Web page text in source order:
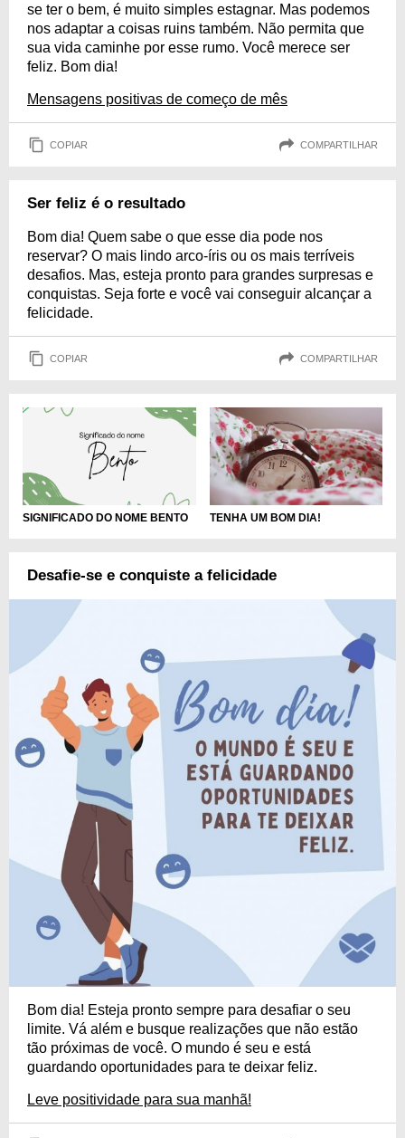
se ter o bem, é muito simples estagnar. Mas podemos
nos adaptar a coisas ruins também. Não permita que
sua vida caminhe por esse rumo. Você merece ser
feliz. Bom dia!
Mensagens positivas de começo de mês
COPIAR COMPARTILHAR
Ser feliz é o resultado
Bom dia! Quem sabe o que esse dia pode nos
reservar? O mais lindo arco-íris ou os mais terríveis
desafios. Mas, esteja pronto para grandes surpresas e
conquistas. Seja forte e você vai conseguir alcançar a
felicidade.
COPIAR COMPARTILHAR
SIGNIFICADO DO NOME BENTO TENHA UM BOM DIA!
Desafie-se e conquiste a felicidade
Bom dia! Esteja pronto sempre para desafiar o seu
limite. Vá além e busque realizações que não estão
tão próximas de você. O mundo é seu e está
guardando oportunidades para te deixar feliz.
Leve positividade para sua manhã!